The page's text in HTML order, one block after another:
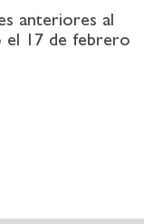
anteriores al
el 17 de febrero